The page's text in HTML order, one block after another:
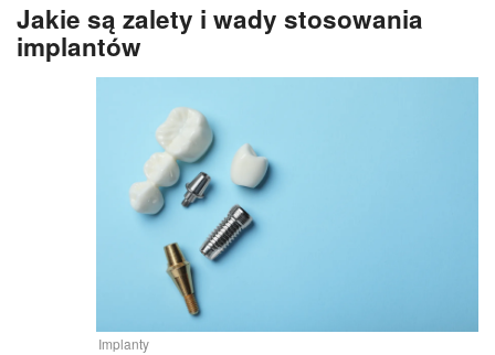
Jakie są zalety i wady stosowania
implantów
Implanty